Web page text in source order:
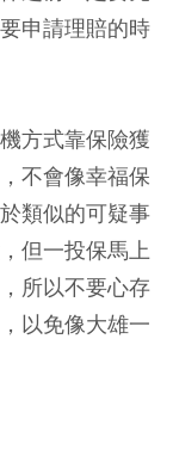
申請理賠的時
方式靠保險獲
不會像幸福保
類似的可疑事
但一投保馬上
所以不要心存
以免像大雄一